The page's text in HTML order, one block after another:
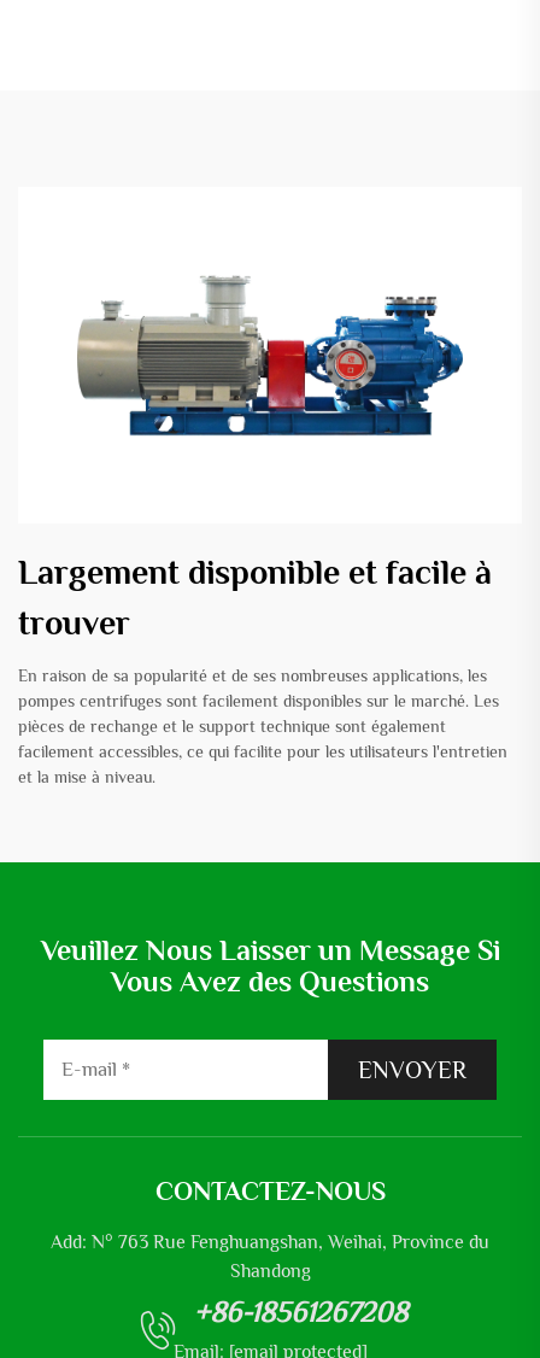
Largement disponible et facile à
trouver
En raison de sa popularité et de ses nombreuses applications, les
pompes centrifuges sont facilement disponibles sur le marché. Les
pièces de rechange et le support technique sont également
facilement accessibles, ce qui facilite pour les utilisateurs l'entretien
et la mise à niveau.
Veuillez Nous Laisser un Message Si
Vous Avez des Questions
ENVOYER
CONTACTEZ-NOUS
Add: N° 763 Rue Fenghuangshan, Weihai, Province du
Shandong
+86-18561267208
Email: [email protected]